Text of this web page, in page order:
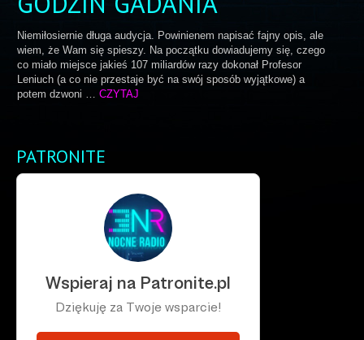
Niemiłosiernie długa audycja. Powinienem napisać fajny opis, ale
wiem, że Wam się spieszy. Na początku dowiadujemy się, czego
co miało miejsce jakieś 107 miliardów razy dokonał Profesor
Leniuch (a co nie przestaje być na swój sposób wyjątkowe) a
potem dzwoni … CZYTAJ
PATRONITE